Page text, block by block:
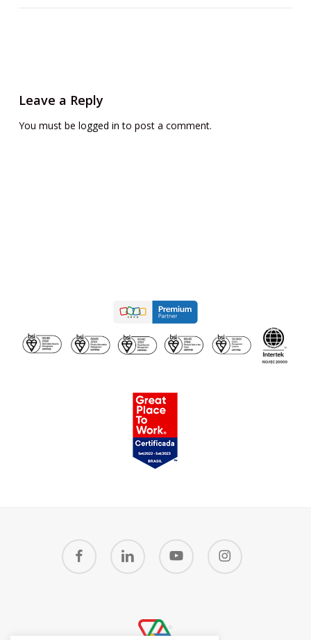
Leave a Reply
You must be logged in to post a comment.
facebook linkedin youtube instagram